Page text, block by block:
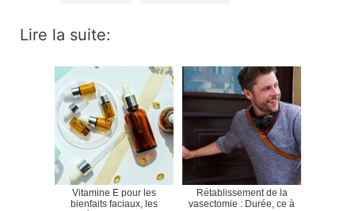
Lire la suite:
Vitamine E pour les
bienfaits faciaux, les
Rétablissement de la
vasectomie : Durée, ce à